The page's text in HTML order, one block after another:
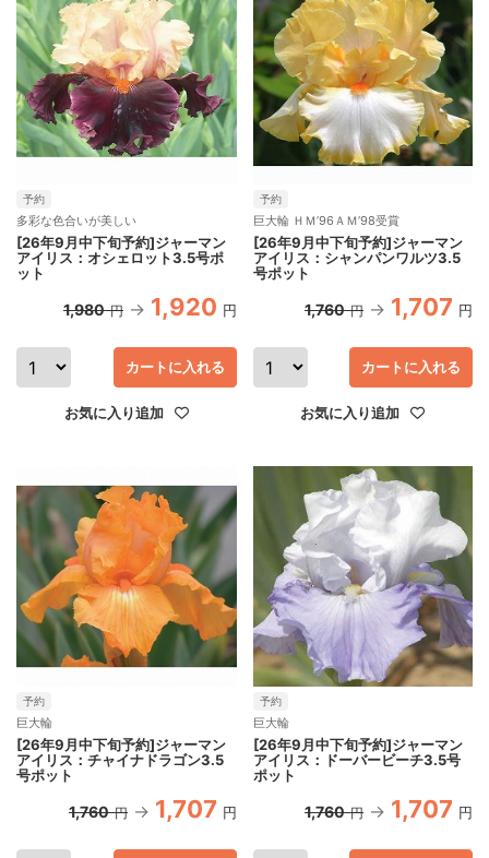
予約
多彩な色合いが美しい
[26年9月中下旬予約]ジャーマン
アイリス：オシェロット3.5号ポ
ット
1,980 円 1,920 円
お気に入り追加
カートに入れる
予約
巨大輪 ＨＭ’96ＡＭ’98受賞
[26年9月中下旬予約]ジャーマン
アイリス：シャンパンワルツ3.5
号ポット
1,760 円 1,707 円
お気に入り追加
カートに入れる
予約
巨大輪
[26年9月中下旬予約]ジャーマン
アイリス：チャイナドラゴン3.5
号ポット
1,760 円 1,707 円
予約
巨大輪
[26年9月中下旬予約]ジャーマン
アイリス：ドーバービーチ3.5号
ポット
1,760 円 1,707 円